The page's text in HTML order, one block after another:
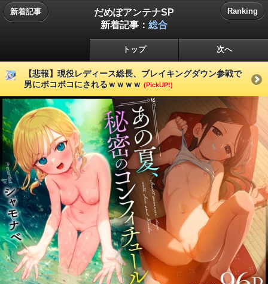
新着記事
だめぽアンテナSP
新着記事： 総合
Ranking
トップ 次へ
【悲報】現役レディース総長、ブレイキングダウン参戦で
男にボコボコにされるｗｗｗｗ (PickUP!)